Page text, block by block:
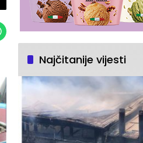
Najčitanije vijesti